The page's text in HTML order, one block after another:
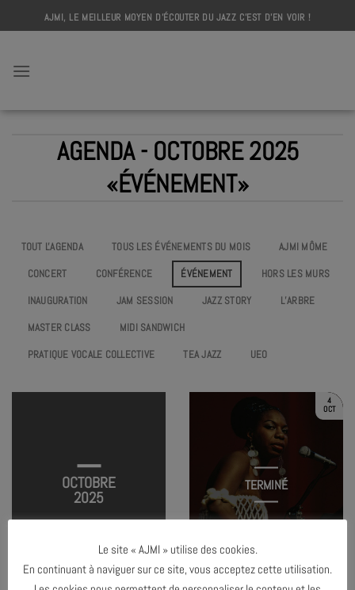
to
AJMI, LE MEILLEUR MOYEN D'ÉCOUTER DU JAZZ C'EST D'EN VOIR !
AGENDA - OCTOBRE 2025
«ÉVÉNEMENT»
TOUT L'AGENDA TOUS LES ÉVÉNEMENTS DU MOIS
AJMI MÔME
CONCERT
CONFÉRENCE ÉVÉNEMENT
HORS LES MURS
INAUGURATION
JAM SESSION JAZZ STORY
L’ARBRE
MASTER CLASS
MIDI SANDWICH
PRATIQUE VOCALE COLLECTIVE
TEA JAZZ UEO
OCTOBRE
2025
4
OCT
LES FEMMES INSTRUMENTISTES DANS
LE JAZZ
TERMINÉ
Le site « AJMI » utilise des cookies.
En continuant à naviguer sur ce site, vous acceptez cette utilisation.